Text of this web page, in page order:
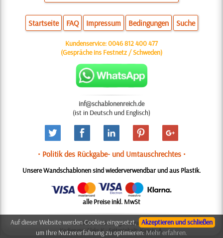
Startseite FAQ Impressum Bedingungen Suche
Kundenservice:0046 812 400 477
(Gespräche ins Festnetz / Schweden)
inf@schablonenreich.de
(ist in Deutsch und Englisch)
• Politik des Rückgabe- und Umtauschrechtes •
Unsere Wandschablonen sind wiederverwendbar und aus Plastik.
alle Preise inkl. MwSt
© 2006-2025 Design: Natali M.
Kodierung: Aleks K.; Seiteninhalt: Konsta A.
Akzeptieren und schließen
Auf dieser Website werden Cookies eingesetzt,
um Ihre Nutzererfahrung zu optimieren: Mehr erfahren.